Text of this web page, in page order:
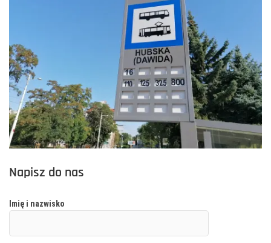
Napisz do nas
Imię i nazwisko